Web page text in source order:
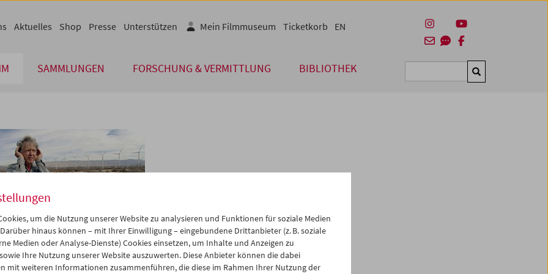
SAMMLUNGEN FORSCHUNG & VERMITTLUNG BIBLIOTHEK Suchen
Aktuelles Shop Presse Unterstützen Mein Filmmuseum Ticketkorb EN
um die Nutzung unserer Website zu analysieren und Funktionen für soziale Medien
hinaus können – mit Ihrer Einwilligung – eingebundene Drittanbieter (z. B. soziale
Medien oder Analyse-Dienste) Cookies einsetzen, um Inhalte und Anzeigen zu
Ihre Nutzung unserer Website auszuwerten. Diese Anbieter können die dabei
mit weiteren Informationen zusammenführen, die diese im Rahmen Ihrer Nutzung der